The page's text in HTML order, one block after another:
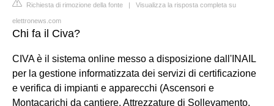
Richiesta di rimozione della fonte | Visualizza la risposta completa su
elettronews.com
Chi fa il Civa?
CIVA è il sistema online messo a disposizione dall'INAIL
per la gestione informatizzata dei servizi di certificazione
e verifica di impianti e apparecchi (Ascensori e
Montacarichi da cantiere, Attrezzature di Sollevamento,